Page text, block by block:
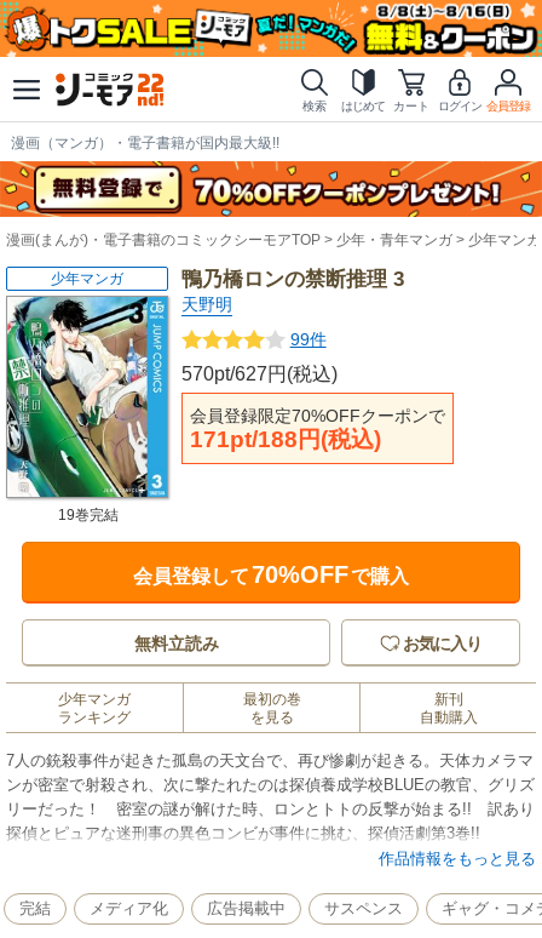
検索 はじめて カート ログイン 会員登録
漫画（マンガ）・電子書籍が国内最大級!!
漫画(まんが)・電子書籍のコミックシーモアTOP 少年・青年マンガ 少年マンガ
鴨乃橋ロンの禁断推理 3
天野明
99件
570pt/627円(税込)
会員登録限定70%OFFクーポンで
171pt/188円(税込)
少年マンガ
19巻完結
会員登録して70%OFFで購入
無料立読み お気に入り
少年マンガ
ランキング
最初の巻
を見る
新刊
自動購入
7人の銃殺事件が起きた孤島の天文台で、再び惨劇が起きる。天体カメラマ
ンが密室で射殺され、次に撃たれたのは探偵養成学校BLUEの教官、グリズ
リーだった！ 密室の謎が解けた時、ロンとトトの反撃が始まる!! 訳あり
探偵とピュアな迷刑事の異色コンビが事件に挑む、探偵活劇第3巻!!
作品情報をもっと見る
完結 メディア化 広告掲載中 サスペンス ギャグ・コメ